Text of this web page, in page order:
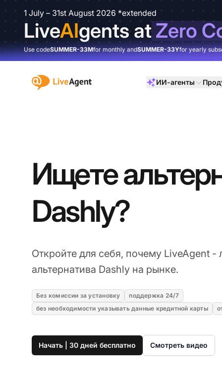
1 July – 31st August 2026 *extended
LiveAIgents atZero
Use codeSUMMER-33Mfor monthly andSUMMER-33Yfor yearly
:site.title ИИ-агенты
Ищете
Dashly?
Откройте для себя, почему LiveAgent -
альтернатива Dashly на рынке.
Без комиссии за установку
поддержка 24/7
без необходимости указывать данные кредитной карты
Начать | 30 дней бесплатно Смотреть видео